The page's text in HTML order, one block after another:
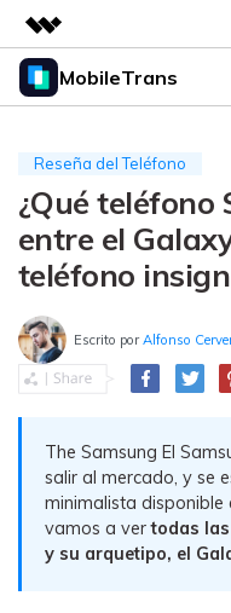
Productos destacados
Utilidades
Resumen
Soluciones
Quiénes somos
Sala de prensa
Tienda
Soporte
MobileTrans
Para Escritorio
y
Precios
Precios para
Precios para
Descuentos
Soporte
Preguntas
Más Soporte
Sobre Nosotros
Blog
Tendencias
Concursos y eventos
ENCUENTRA MÁS
Reseña del Teléfono
¿Qué
entre el
teléfono
Escrito porAlfonso
The Samsung El
salir al mercado, y se
minimalista disponible
vamos a vertodas
y su arquetipo, el